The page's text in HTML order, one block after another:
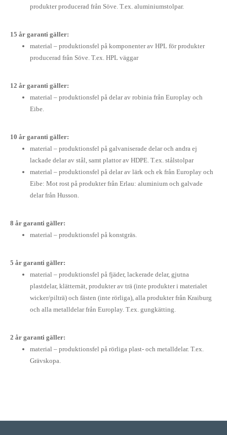
produkter producerad från Söve. T.ex. aluminiumstolpar.
15 år garanti gäller:
material – produktionsfel på komponenter av HPL för produkter
producerad från Söve. T.ex. HPL väggar
12 år garanti gäller:
material – produktionsfel på delar av robinia från Europlay och
Eibe.
10 år garanti gäller:
material – produktionsfel på galvaniserade delar och andra ej
lackade delar av stål, samt plattor av HDPE. T.ex. stålstolpar
material – produktionsfel på delar av lärk och ek från Europlay och
Eibe: Mot rost på produkter från Erlau: aluminium och galvade
delar från Husson.
8 år garanti gäller:
material – produktionsfel på konstgräs.
5 år garanti gäller:
material – produktionsfel på fjäder, lackerade delar, gjutna
plastdelar, klätternät, produkter av trä (inte produkter i materialet
wicker/pilträ) och fästen (inte rörliga), alla produkter från Kraiburg
och alla metalldelar från Europlay. T.ex. gungkätting.
2 år garanti gäller:
material – produktionsfel på rörliga plast- och metalldelar. T.ex.
Grävskopa.